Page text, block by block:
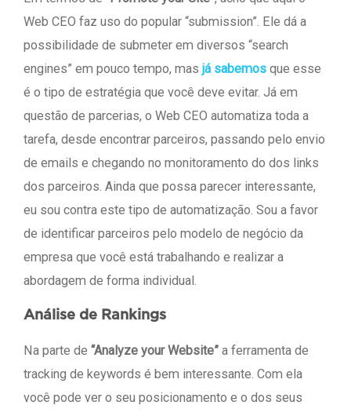
Web CEO faz uso do popular “submission”. Ele dá a
possibilidade de submeter em diversos “search
engines” em pouco tempo, mas já sabemos que esse
é o tipo de estratégia que você deve evitar. Já em
questão de parcerias, o Web CEO automatiza toda a
tarefa, desde encontrar parceiros, passando pelo envio
de emails e chegando no monitoramento do dos links
dos parceiros. Ainda que possa parecer interessante,
eu sou contra este tipo de automatização. Sou a favor
de identificar parceiros pelo modelo de negócio da
empresa que você está trabalhando e realizar a
abordagem de forma individual.
Análise de Rankings
Na parte de “Analyze your Website” a ferramenta de
tracking de keywords é bem interessante. Com ela
você pode ver o seu posicionamento e o dos seus